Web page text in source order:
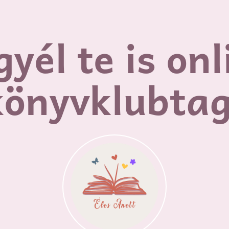
te is